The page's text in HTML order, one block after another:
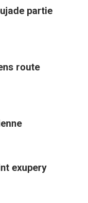
partie
route
exupery